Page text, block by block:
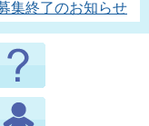
集終了のお知らせ